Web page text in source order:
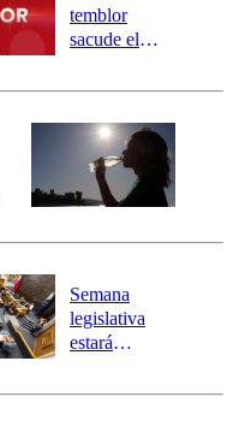
temblor
sacude el
revisa la
epicentro
Semana
legislativa
estará
el fin de la